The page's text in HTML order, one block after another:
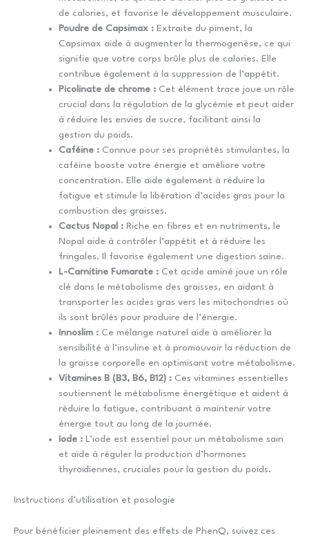
de calories, et favorise le développement musculaire.
Poudre de Capsimax : Extraite du piment, la
Capsimax aide à augmenter la thermogenèse, ce qui
signifie que votre corps brûle plus de calories. Elle
contribue également à la suppression de l’appétit.
Picolinate de chrome : Cet élément trace joue un rôle
crucial dans la régulation de la glycémie et peut aider
à réduire les envies de sucre, facilitant ainsi la
gestion du poids.
Caféine : Connue pour ses propriétés stimulantes, la
caféine booste votre énergie et améliore votre
concentration. Elle aide également à réduire la
fatigue et stimule la libération d’acides gras pour la
combustion des graisses.
Cactus Nopal : Riche en fibres et en nutriments, le
Nopal aide à contrôler l’appétit et à réduire les
fringales. Il favorise également une digestion saine.
L-Carnitine Fumarate : Cet acide aminé joue un rôle
clé dans le métabolisme des graisses, en aidant à
transporter les acides gras vers les mitochondries où
ils sont brûlés pour produire de l’énergie.
Innoslim : Ce mélange naturel aide à améliorer la
sensibilité à l’insuline et à promouvoir la réduction de
la graisse corporelle en optimisant votre métabolisme.
Vitamines B (B3, B6, B12) : Ces vitamines essentielles
soutiennent le métabolisme énergétique et aident à
réduire la fatigue, contribuant à maintenir votre
énergie tout au long de la journée.
Iode : L’iode est essentiel pour un métabolisme sain
et aide à réguler la production d’hormones
thyroïdiennes, cruciales pour la gestion du poids.
Instructions d’utilisation et posologie
Pour bénéficier pleinement des effets de PhenQ, suivez ces